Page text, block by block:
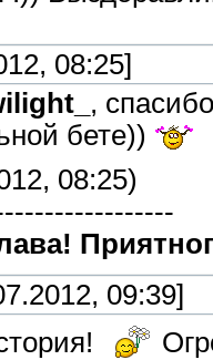
08:25]
,
бете))
08:25)
09:39]